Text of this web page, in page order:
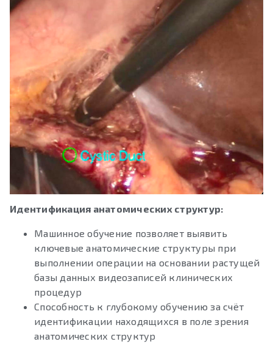
Идентификация анатомических структур:
Машинное обучение позволяет выявить
ключевые анатомические структуры при
выполнении операции на основании растущей
базы данных видеозаписей клинических
процедур
Способность к глубокому обучению за счёт
идентификации находящихся в поле зрения
анатомических структур